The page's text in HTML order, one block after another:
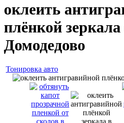
оклеить
плёнкой зеркала
Домодедово
Тонировка авто